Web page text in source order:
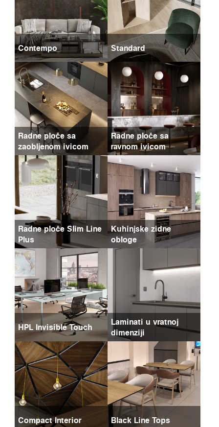
Contempo Standard
Radne ploče sa
zaobljenom ivicom
Radne ploče sa
ravnom ivicom
Radne ploče Slim Line
Plus
Kuhinjske zidne
obloge
HPL Invisible Touch
Laminati u vratnoj
dimenziji
Compact Interior Black Line Tops